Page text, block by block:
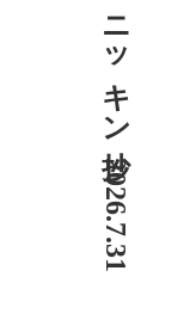
ニッキン抄 2026.7.31